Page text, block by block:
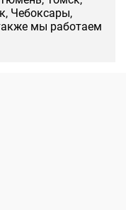
Чебоксары,
мы работаем